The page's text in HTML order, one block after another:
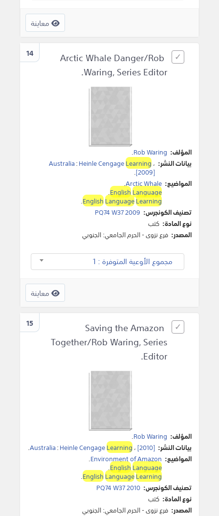
معاينة
14
Arctic Whale Danger/Rob
Waring, Series Editor.
المؤلف: Rob Waring
.
بيانات النشر:
Australia:Heinle CengageLearning،
[2009]
.
المواضيع: Arctic Whale
.
EnglishLanguage
.
EnglishLanguageLearning
.
تصنيف الكونجرس: PQ74 W37 2009
نوع المادة: كتب
المصدر: فرع نزوى - الحرم الجامعي: الجنوبي
مجموع الأوعية المتوفرة : 1
معاينة
15
Saving the Amazon
Together/Rob Waring, Series
Editor.
المؤلف: Rob Waring
.
بيانات النشر:
Australia:Heinle CengageLearning،[2010]
.
المواضيع: Environment of Amazon
.
EnglishLanguage
.
EnglishLanguageLearning
.
تصنيف الكونجرس: PQ74 W37 2010
نوع المادة: كتب
المصدر: فرع نزوى - الحرم الجامعي: الجنوبي